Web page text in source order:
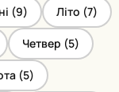
(9) Літо (7)
Четвер (5)
(5)